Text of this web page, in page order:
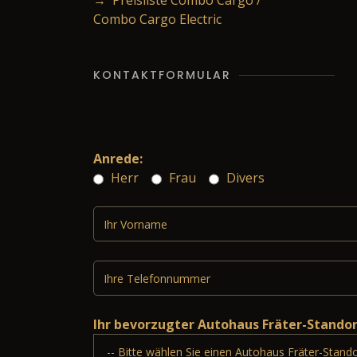
Combo Cargo Electric
KONTAKTFORMULAR
Anrede:
Herr
Frau Divers
Ihr bevorzugter Autohaus Fräter-